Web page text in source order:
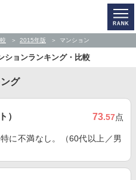
2015年版 マンション
ションランキング・比較
グ
） 73.57点
に不満なし。（60代以上／男